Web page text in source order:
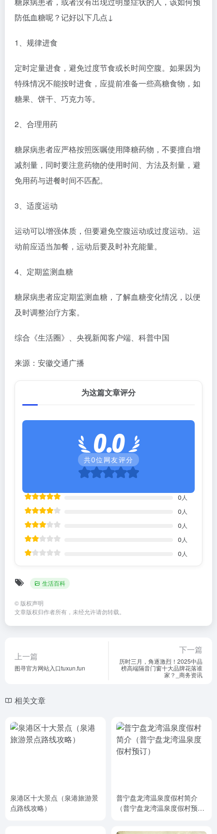
防低血糖呢？记好以下几点↓
1、规律进食
定时定量进食，避免过度节食或长时间空腹。如果因为
特殊情况不能按时进食，应提前准备一些高糖食物，如
糖果、饼干、巧克力等。
2、合理用药
糖尿病患者应严格按照医嘱使用降糖药物，不要擅自增
减剂量，同时要注意药物的使用时间、方法及剂量，避
免用药与进餐时间不匹配。
3、适度运动
运动可以增强体质，但要避免空腹运动或过度运动。运
动前应适当加餐，运动后要及时补充能量。
4、定期监测血糖
糖尿病患者应定期监测血糖，了解血糖变化情况，以便
及时调整治疗方案。
综合《生活圈》、央视新闻客户端、科普中国
来源：安徽交通广播
为这篇文章评分
0.0
共0位网友评分
0 人
0 人
0 人
0 人
0 人
生活百科
© 版权声明
文章版权归作者所有，未经允许请勿转载。
上一篇
图寻官方网站入口tuxun.fun
下一篇
历时三月，角逐激烈！2025中品
榜高端隔音门窗十大品牌花落谁
家？_商务资讯
相关文章
泉港区十大景点（泉港旅游景
点路线攻略）
普宁盘龙湾温泉度假村简介
（普宁盘龙湾温泉度假村预